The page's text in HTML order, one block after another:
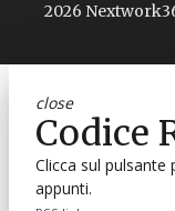
2026
close
Codice
Clicca sul pulsante
appunti.